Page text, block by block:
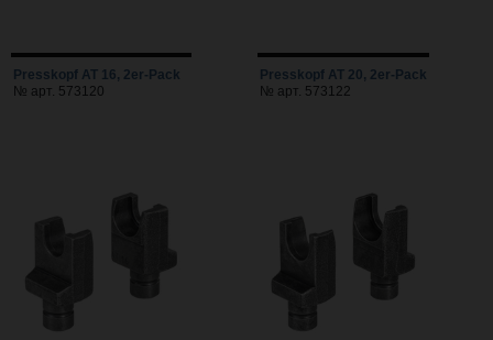
Presskopf AT 16, 2er-Pack
№ арт. 573120
Presskopf AT 20, 2er-Pack
№ арт. 573122